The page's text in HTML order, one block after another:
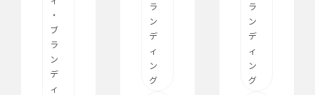
・
ブ
ラ
ン
デ
ィ
ラ
ン
デ
ィ
ン
グ
ラ
ン
デ
ィ
ン
グ